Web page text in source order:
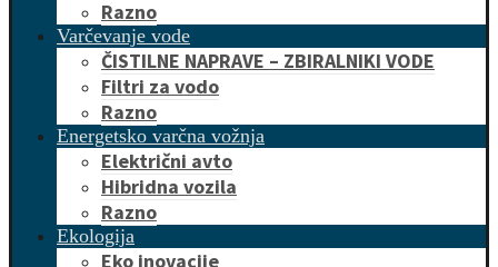
Razno
Varčevanje vode
ČISTILNE NAPRAVE – ZBIRALNIKI VODE
Filtri za vodo
Razno
Energetsko varčna vožnja
Električni avto
Hibridna vozila
Razno
Ekologija
Eko inovacije